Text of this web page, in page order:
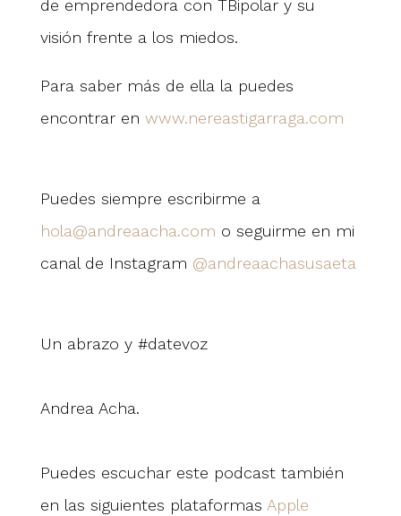
de emprendedora con TBipolar y su
visión frente a los miedos.
Para saber más de ella la puedes
encontrar en www.nereastigarraga.com
Puedes siempre escribirme a
hola@andreaacha.com o seguirme en mi
canal de Instagram @andreaachasusaeta
Un abrazo y #datevoz
Andrea Acha.
Puedes escuchar este podcast también
en las siguientes plataformas Apple